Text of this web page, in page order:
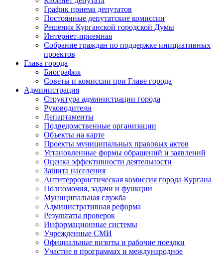
График приема депутатов
Постоянные депутатские комиссии
Решения Курганской городской Думы
Интернет-приемная
Собрание граждан по поддержке инициативных
проектов
Глава города
Биография
Советы и комиссии при Главе города
Администрация
Структура администрации города
Руководители
Департаменты
Подведомственные организации
Объекты на карте
Проекты муниципальных правовых актов
Установленные формы обращений и заявлений
Оценка эффективности деятельности
Защита населения
Антитеррористическая комиссия города Кургана
Полномочия, задачи и функции
Муниципальная служба
Административная реформа
Результаты проверок
Информационные системы
Учрежденные СМИ
Официальные визиты и рабочие поездки
Участие в программах и международное